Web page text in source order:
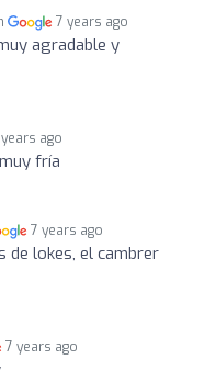
7 years ago
agradable y
ago
fría
7 years ago
de lokes, el cambrer
7 years ago